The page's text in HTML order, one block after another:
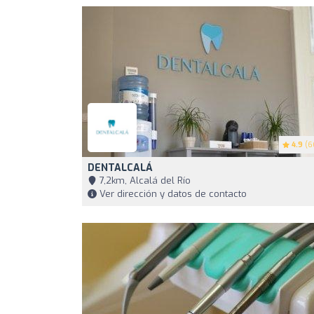
4.9
DENTALCALÁ
7,2km, Alcalá del Río
Ver dirección y datos de contacto